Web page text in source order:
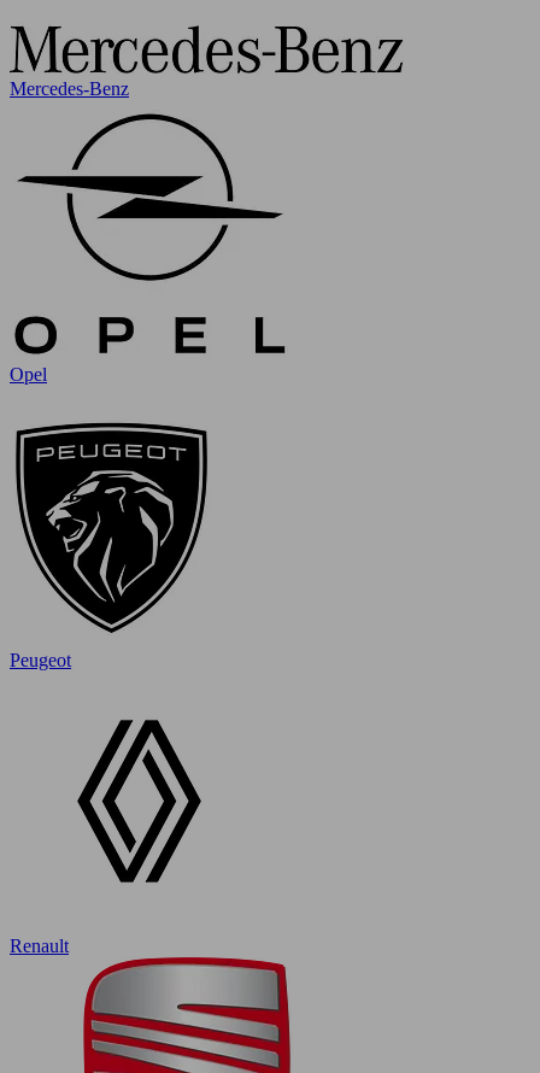
Mercedes-Benz
Opel
Peugeot
Renault